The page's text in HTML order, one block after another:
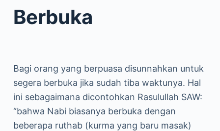
Berbuka
Bagi orang yang berpuasa disunnahkan untuk
segera berbuka jika sudah tiba waktunya. Hal
ini sebagaimana dicontohkan Rasulullah SAW:
“bahwa Nabi biasanya berbuka dengan
beberapa ruthab (kurma yang baru masak)